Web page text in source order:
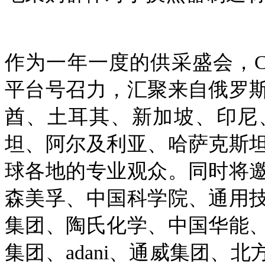
作为一年一度的供采盛会，
平台号召力，汇聚来自俄罗
酋、土耳其、新加坡、印
坦、阿尔及利亚、哈萨克斯
球各地的专业观众。同时将
森美孚、中国科学院、通用
集团、陶氏化学、中国华能
集团、adani、通威集团、北